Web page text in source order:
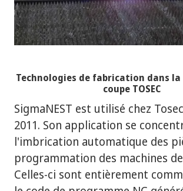
Technologies de fabrication dans
coupe TOSEC
SigmaNEST est utilisé chez
2011. Son application se
l'imbrication automatique des
programmation des machines
Celles-ci sont entièrement